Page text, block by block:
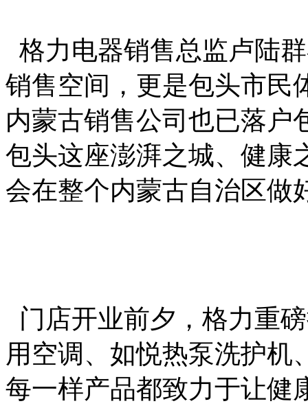
格力电器销售总监卢陆
销售空间，更是包头市民
内蒙古销售公司也已落户
包头这座澎湃之城、健康
会在整个内蒙古自治区做
门店开业前夕，格力重
用空调、如悦热泵洗护机
每一样产品都致力于让健